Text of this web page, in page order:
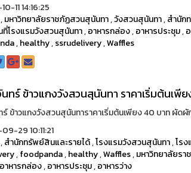
11 14:16:25
,มหาวิทยาลัยราชภัฏสวนสุนันทา,วังสวนสุนันทา,สำนัก
ที่โรงแรมวังสวนสุนันทา,อาหารกล่อง,อาหารประชุม,
,healthy,ssrudelivery,Waffles
ทร์ ข้าวแกงวังสวนสุนันทา ราคาเริ่มต้นเพี
ร์ ข้าวแกงวังสวนสุนันทาราคาเริ่มต้นเพียง 40 บาท ผัด
29 10:11:21
,สำนักทรัพย์สินและรายได้,โรงแรมวังสวนสุนันทา,โร
,foodpanda,healthy,Waffles,มหาวิทยาลัยร
อาหารกล่อง,อาหารประชุม,อาหารว่าง